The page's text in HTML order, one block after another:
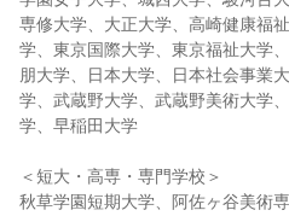
専修大学、大正大学、高崎健康福
学、東京国際大学、東京福祉大学
朋大学、日本大学、日本社会事業
学、武蔵野大学、武蔵野美術大学
学、早稲田大学
＜短大・高専・専門学校＞
秋草学園短期大学、阿佐ヶ谷美術